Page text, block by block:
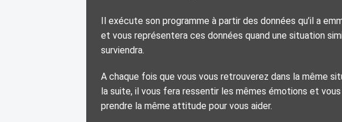
Il exécute son programme à partir des données qu’il a
et vous représentera ces données quand une situation
surviendra.
A chaque fois que vous vous retrouverez dans la même
la suite, il vous fera ressentir les mêmes émotions et
prendre la même attitude pour vous aider.